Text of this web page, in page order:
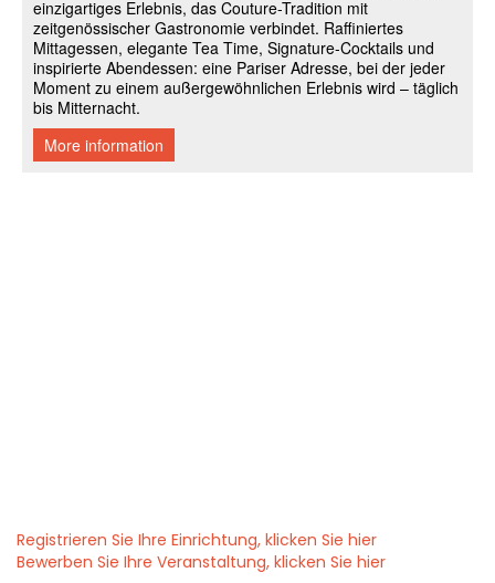
Registrieren Sie Ihre Einrichtung, klicken Sie hier
Bewerben Sie Ihre Veranstaltung, klicken Sie hier